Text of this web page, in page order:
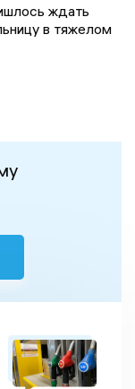
ждать
в тяжелом